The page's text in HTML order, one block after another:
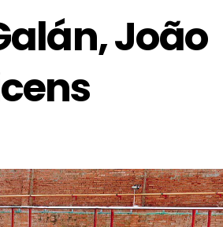
João